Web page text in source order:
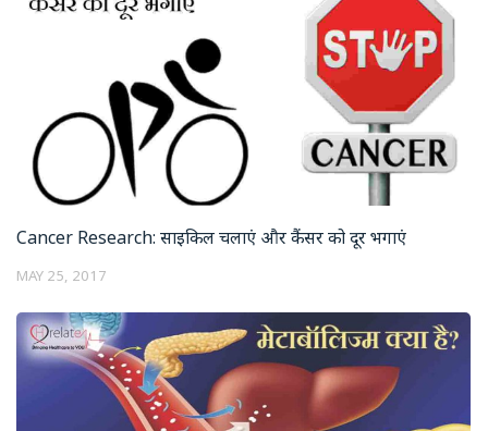
Cancer Research: साइकिल चलाएं और कैंसर को दूर भगाएं
MAY 25, 2017